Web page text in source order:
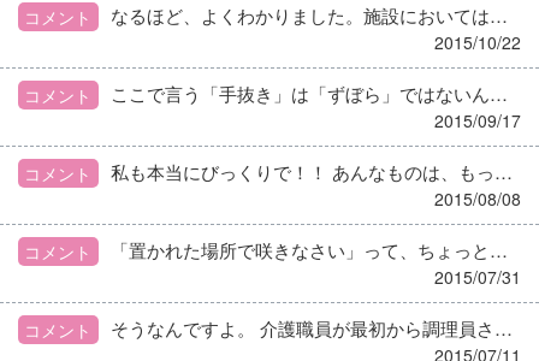
コメント なるほど、よくわかりました。施設においては食べることが本当に楽しみになってますので、みなさんでよく話し合って、みんなが納得できる状態にもっていけるといいですね！がんばってくださいね～！
2015/10/22
コメント ここで言う「手抜き」は「ずぼら」ではないんです。本当に「業務の合理化」ですよ。時間を有効に使おうと意識して、慣れてくればできますよ！
2015/09/17
コメント 私も本当にびっくりで！！ あんなものは、もっと「恥ずかしげに」捨てるものと思っていましたが、ワンルームで１人暮らしだと女もそんな風になるのかと…
2015/08/08
コメント 「置かれた場所で咲きなさい」って、ちょっと前評判になった本ありましたね。 こんな風にそれができない人が多いから、改めて新鮮に感じるんでしょうね。
2015/07/31
コメント そうなんですよ。 介護職員が最初から調理員さんにお願いしたのならともかく、きちんと栄養士に話を持って行っているのに…
2015/07/11